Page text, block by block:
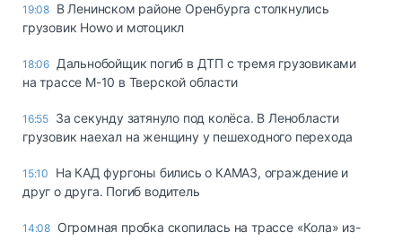
19:08 В Ленинском районе Оренбурга столкнулись
грузовик Howo и мотоцикл
18:06 Дальнобойщик погиб в ДТП с тремя грузовиками
на трассе М-10 в Тверской области
16:55 За секунду затянуло под колёса. В Ленобласти
грузовик наехал на женщину у пешеходного перехода
15:10
На КАД фургоны бились о КАМАЗ, ограждение и
друг о друга. Погиб водитель
14:08 Огромная пробка скопилась на трассе «Кола» из-